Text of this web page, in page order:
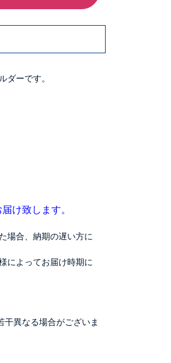
ダーです。
け致します。
場合、納期の遅い方に
によってお届け時期に
異なる場合がございま